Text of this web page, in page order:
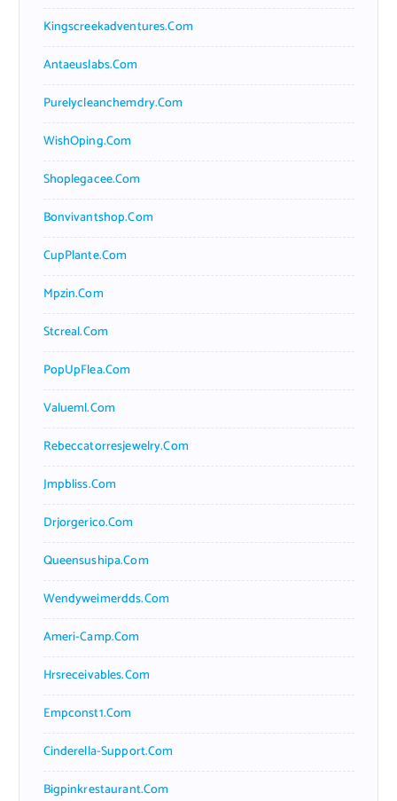
Kingscreekadventures.com
Antaeuslabs.com
Purelycleanchemdry.com
WishOping.com
Shoplegacee.com
Bonvivantshop.com
CupPlante.com
Mpzin.com
Stcreal.com
PopUpFlea.com
Valueml.com
Rebeccatorresjewelry.com
Jmpbliss.com
Drjorgerico.com
Queensushipa.com
Wendyweimerdds.com
Ameri-Camp.com
Hrsreceivables.com
Empconst1.com
Cinderella-Support.com
Bigpinkrestaurant.com